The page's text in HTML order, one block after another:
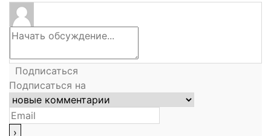
Подписаться
Подписаться на